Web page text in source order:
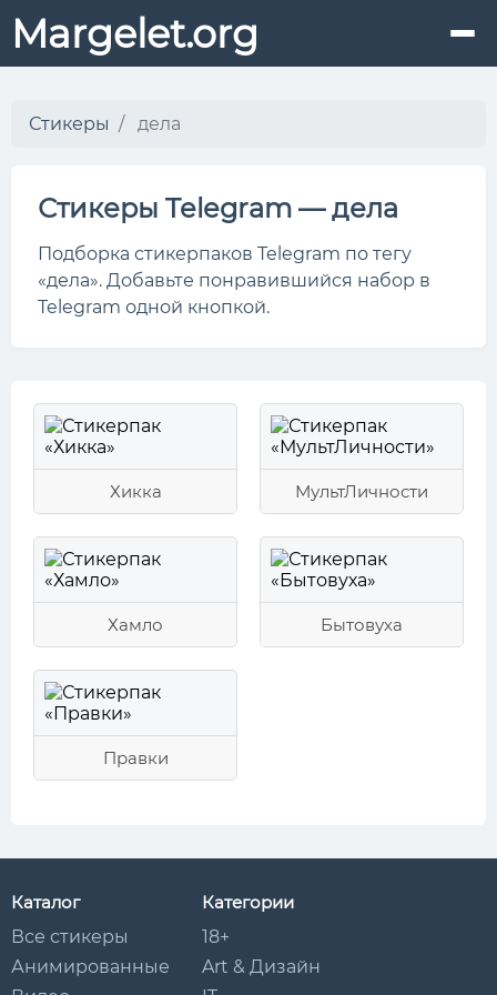
Margelet.org
Стикеры дела
Стикеры Telegram — дела
Подборка стикерпаков Telegram по тегу
«дела». Добавьте понравившийся набор в
Telegram одной кнопкой.
Хикка МультЛичности
Хамло Бытовуха
Правки
Каталог
Все стикеры
Анимированные
Категории
18+
Art & Дизайн